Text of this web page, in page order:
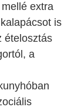
extra
is
ételosztás
a